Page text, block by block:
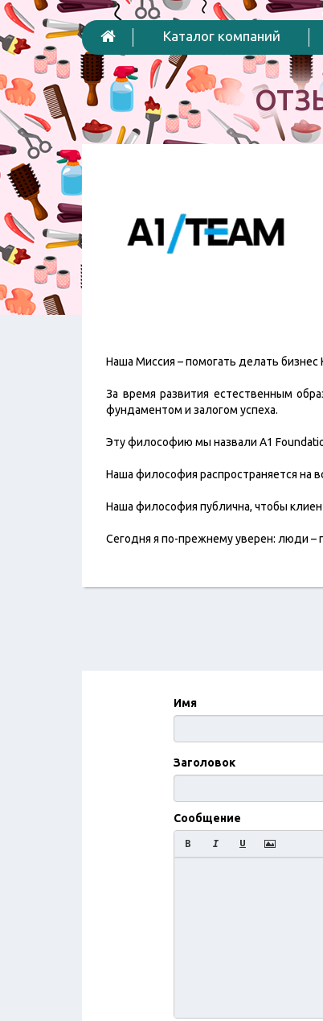
Каталог компаний
Наша Миссия – помогать делать
За время развития естественным
фундаментом и залогом успеха.
Эту философию мы назвали A1
Наша философия распространяется на
Наша философия публична, чтобы
Сегодня я по-прежнему уверен: люди –
Имя
Заголовок
Сообщение